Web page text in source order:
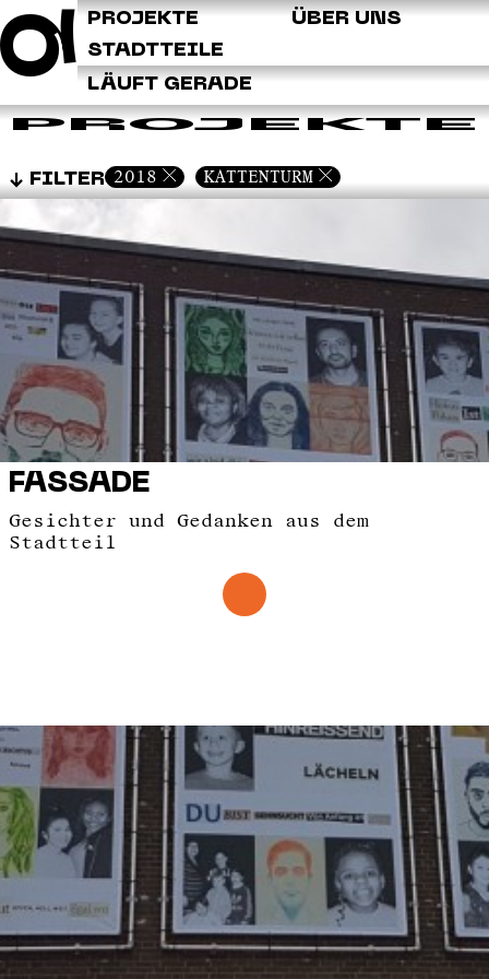
ÜBER UNS
PROJEKTE
STADTTEILE
LÄUFT GERADE
PROJEKTE
FILTER 2018 KATTENTURM
FASSADE
Gesichter und Gedanken aus dem
Stadtteil